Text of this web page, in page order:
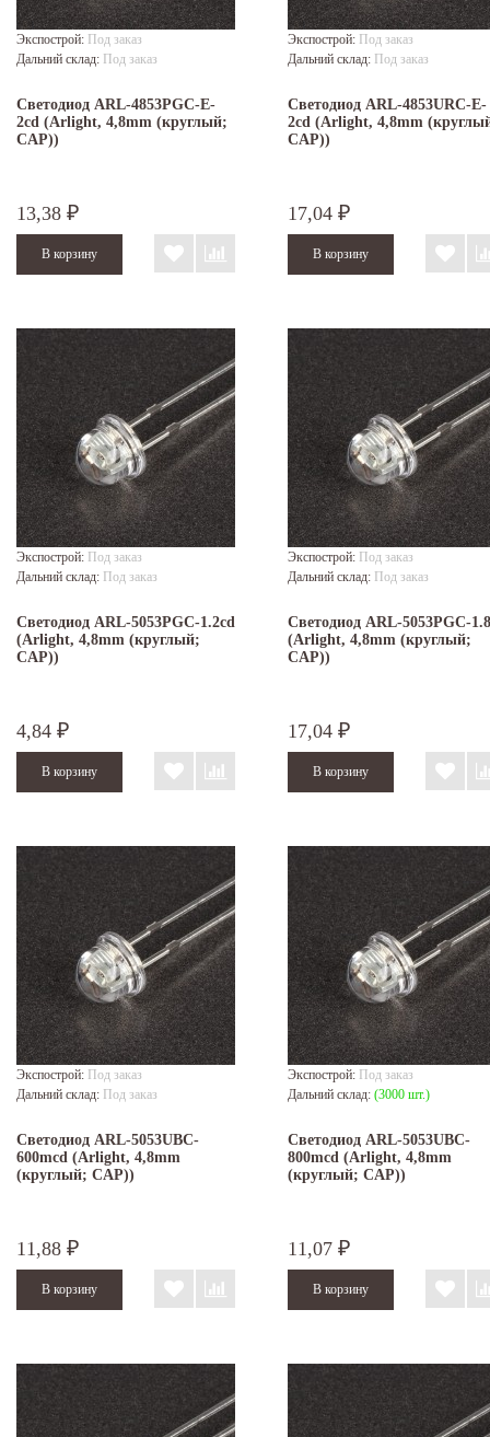
Экспострой: Под заказ
Дальний склад: Под заказ
Светодиод ARL-4853PGC-E-
2cd (Arlight, 4,8mm (круглый;
CAP))
13,38 ₽
Экспострой: Под заказ
Дальний склад: Под заказ
Светодиод ARL-4853URC-E-
2cd (Arlight, 4,8mm
CAP))
17,04 ₽
Экспострой: Под заказ
Дальний склад: Под заказ
Светодиод ARL-5053PGC-1.2cd
(Arlight, 4,8mm (круглый;
CAP))
4,84 ₽
Экспострой: Под заказ
Дальний склад: Под заказ
Светодиод ARL-5053PGC-
(Arlight, 4,8mm (круглый;
CAP))
17,04 ₽
Экспострой: Под заказ
Дальний склад: Под заказ
Светодиод ARL-5053UBC-
600mcd (Arlight, 4,8mm
(круглый; CAP))
11,88 ₽
Экспострой: Под заказ
Дальний склад: (3000 шт.)
Светодиод ARL-5053UBC-
800mcd (Arlight, 4,8mm
(круглый; CAP))
11,07 ₽